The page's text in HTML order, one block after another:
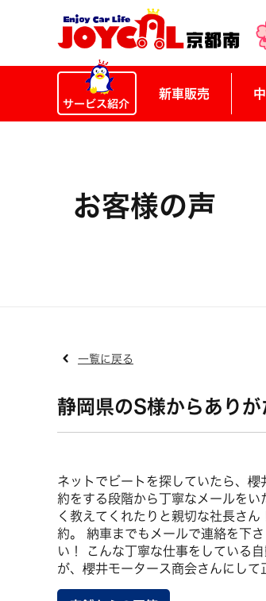
新車販売
お客様の声
一覧に戻る
静岡県のS様からあり
ネットでビートを探していたら、
約をする段階から丁寧なメールを
く教えてくれたりと親切な社長さ
約。 納車までもメールで連絡を下
い！ こんな丁寧な仕事をしている
が、櫻井モータース商会さんにして